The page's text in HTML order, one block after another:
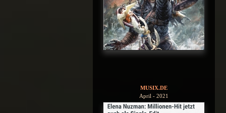
MUSIX.DE
April - 2021